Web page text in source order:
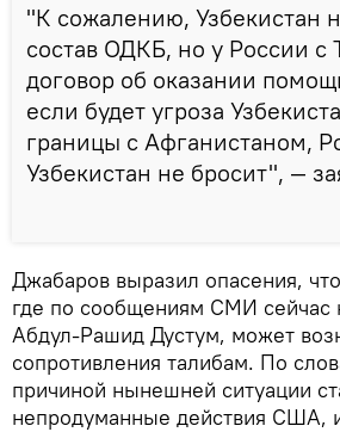
"К сожалению, Узбекистан
состав ОДКБ, но у России с
договор об оказании
если будет угроза
границы с Афганистаном,
Узбекистан не бросит", —
Джабаров выразил опасения,
где по сообщениям СМИ сейчас
Абдул-Рашид Дустум, может
сопротивления талибам. По
причиной нынешней ситуации
непродуманные действия США,